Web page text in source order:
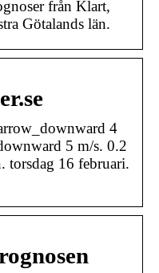
från Klart,
Götalands län.
4
5 m/s. 0.2
torsdag 16 februari.